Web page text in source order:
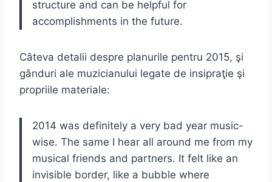
structure and can be helpful for
accomplishments in the future.
Câteva detalii despre planurile pentru 2015, şi
gânduri ale muzicianului legate de insipraţie şi
propriile materiale:
2014 was definitely a very bad year music-
wise. The same I hear all around me from my
musical friends and partners. It felt like an
invisible border, like a bubble where